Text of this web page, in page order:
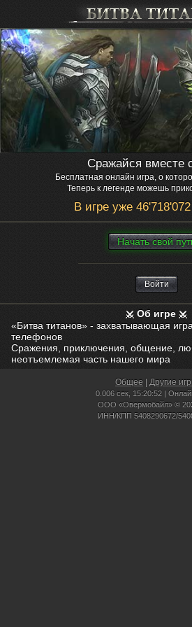
Сражайся вместе
Бесплатная онлайн игра, о
Теперь к легенде можешь
В игре уже 46'718'072
Нaчaть свой
Войти
Об игре
«Битва титанов» - захватывающая
телефонов
Сражения, приключения, общение,
неотъемлемая часть нашего мира
Общее Другие
0.006 сек, 15:20:52 |
ООО «Овермобайл» ©
ИНН/КПП 5408290672/